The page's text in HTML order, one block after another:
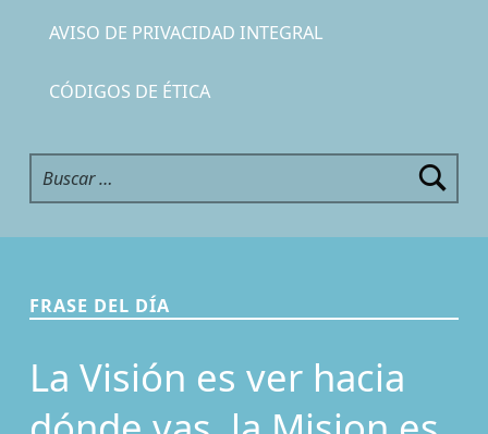
AVISO DE PRIVACIDAD INTEGRAL
CÓDIGOS DE ÉTICA
Buscar:
FRASE DEL DÍA
La Visión es ver hacia